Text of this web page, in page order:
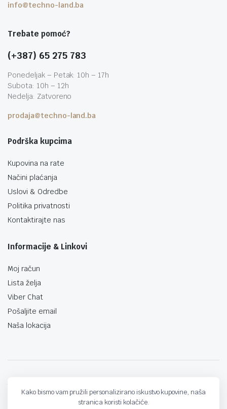
info@techno-land.ba
Trebate pomoć?
(+387) 65 275 783
Ponedeljak – Petak: 10h – 17h
Subota: 10h – 12h
Nedelja: Zatvoreno
prodaja@techno-land.ba
Podrška kupcima
Kupovina na rate
Načini plaćanja
Uslovi & Odredbe
Politika privatnosti
Kontaktirajte nas
Informacije & Linkovi
Moj račun
Lista želja
Viber Chat
Pošaljite email
Naša lokacija
Kako bismo vam pružili personalizirano iskustvo kupovine, naša
stranica koristi kolačiće.